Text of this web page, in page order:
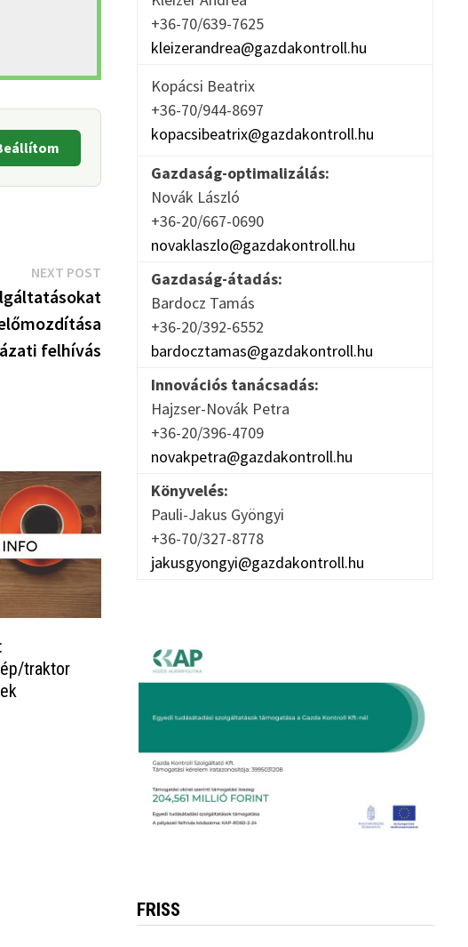
NEXT POSTNext
post:
felhívás
traktor
+36-70/639-7625
kleizerandrea@gazdakontroll.hu
Kopácsi Beatrix
+36-70/944-8697
kopacsibeatrix@gazdakontroll.hu
Gazdaság-optimalizálás:
Novák László
+36-20/667-0690
novaklaszlo@gazdakontroll.hu
Gazdaság-átadás:
Bardocz Tamás
+36-20/392-6552
bardocztamas@gazdakontroll.hu
Innovációs tanácsadás:
Hajzser-Novák Petra
+36-20/396-4709
novakpetra@gazdakontroll.hu
Könyvelés:
Pauli-Jakus Gyöngyi
+36-70/327-8778
jakusgyongyi@gazdakontroll.hu
FRISS